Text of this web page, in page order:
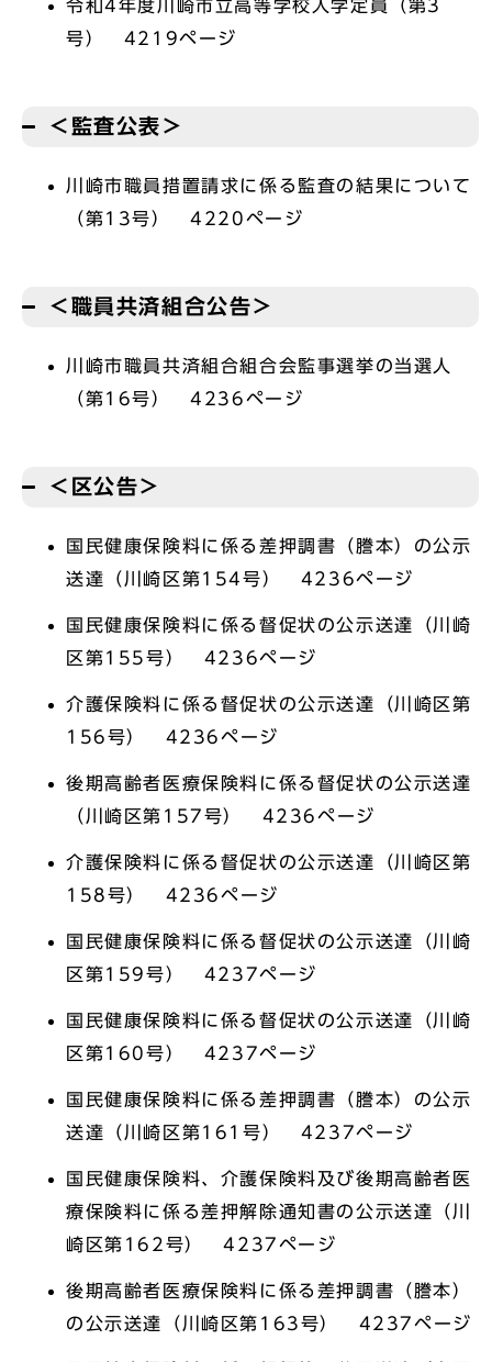
令和4年度川崎市立高等学校入学定員（第3
号） 4219ページ
＜監査公表＞
川崎市職員措置請求に係る監査の結果について
（第13号） 4220ページ
＜職員共済組合公告＞
川崎市職員共済組合組合会監事選挙の当選人
（第16号） 4236ページ
＜区公告＞
国民健康保険料に係る差押調書（謄本）の公示
送達（川崎区第154号） 4236ページ
国民健康保険料に係る督促状の公示送達（川崎
区第155号） 4236ページ
介護保険料に係る督促状の公示送達（川崎区第
156号） 4236ページ
後期高齢者医療保険料に係る督促状の公示送達
（川崎区第157号） 4236ページ
介護保険料に係る督促状の公示送達（川崎区第
158号） 4236ページ
国民健康保険料に係る督促状の公示送達（川崎
区第159号） 4237ページ
国民健康保険料に係る督促状の公示送達（川崎
区第160号） 4237ページ
国民健康保険料に係る差押調書（謄本）の公示
送達（川崎区第161号） 4237ページ
国民健康保険料、介護保険料及び後期高齢者医
療保険料に係る差押解除通知書の公示送達（川
崎区第162号） 4237ページ
後期高齢者医療保険料に係る差押調書（謄本）
の公示送達（川崎区第163号） 4237ページ